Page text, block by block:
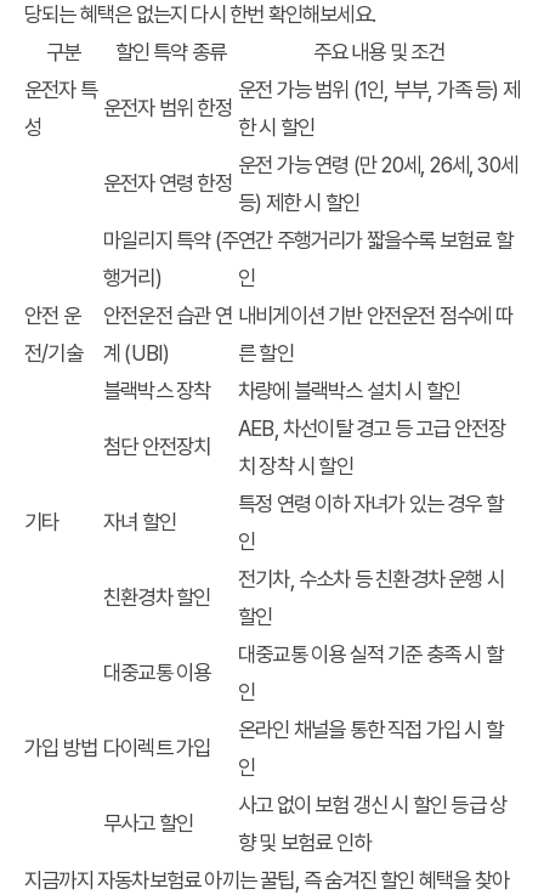
당되는 혜택은 없는지 다시 한번 확인해보세요.
구분
할인 특약 종류
주요 내용 및 조건
운전자 특
성
운전자 범위 한정
운전 가능 범위 (1인, 부부, 가족 등) 제
한 시 할인
운전자 연령 한정
운전 가능 연령 (만 20세, 26세, 30세
등) 제한 시 할인
마일리지 특약 (주
행거리)
연간 주행거리가 짧을수록 보험료 할
인
안전 운
전/기술
안전운전 습관 연
계 (UBI)
내비게이션 기반 안전운전 점수에 따
른 할인
블랙박스 장착
차량에 블랙박스 설치 시 할인
첨단 안전장치
AEB, 차선이탈 경고 등 고급 안전장
치 장착 시 할인
기타 자녀 할인
특정 연령 이하 자녀가 있는 경우 할
인
친환경차 할인
전기차, 수소차 등 친환경차 운행 시
할인
대중교통 이용
대중교통 이용 실적 기준 충족 시 할
인
가입 방법 다이렉트 가입
온라인 채널을 통한 직접 가입 시 할
인
무사고 할인
사고 없이 보험 갱신 시 할인 등급 상
향 및 보험료 인하
지금까지 자동차보험료 아끼는 꿀팁, 즉 숨겨진 할인 혜택을 찾아